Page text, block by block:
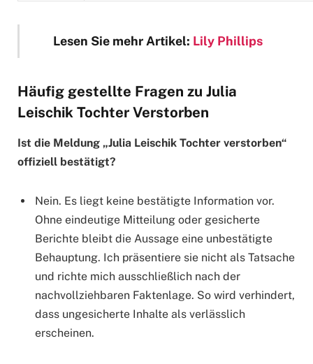
Lesen Sie mehr Artikel: Lily Phillips
Häufig gestellte Fragen zu Julia
Leischik Tochter Verstorben
Ist die Meldung „Julia Leischik Tochter verstorben“
offiziell bestätigt?
Nein. Es liegt keine bestätigte Information vor.
Ohne eindeutige Mitteilung oder gesicherte
Berichte bleibt die Aussage eine unbestätigte
Behauptung. Ich präsentiere sie nicht als Tatsache
und richte mich ausschließlich nach der
nachvollziehbaren Faktenlage. So wird verhindert,
dass ungesicherte Inhalte als verlässlich
erscheinen.